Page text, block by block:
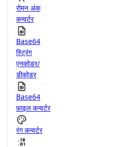
रोमन अंक
कन्वर्टर
Base64
स्ट्रिंग
एनकोडर/
डीकोडर
Base64
फ़ाइल कन्वर्टर
रंग कन्वर्टर